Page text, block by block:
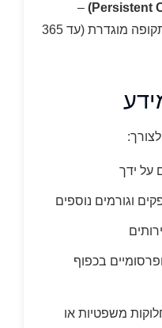
–
נשארות במכשיר למשך תקופה מוגדרת (עד 365
על ידך
וגורמים נוספים
בכפוף
משפטיות או